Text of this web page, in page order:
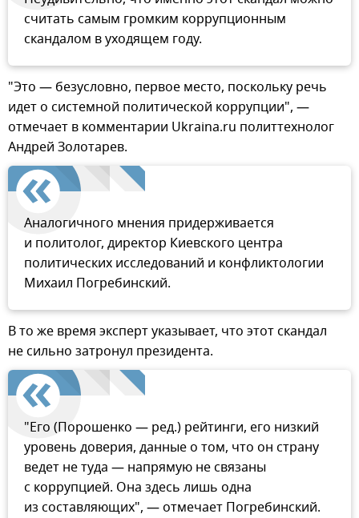
считать самым громким коррупционным
скандалом в уходящем году.
"Это — безусловно, первое место, поскольку речь
идет о системной политической коррупции", —
отмечает в комментарии Ukraina.ru политтехнолог
Андрей Золотарев.
Аналогичного мнения придерживается
и политолог, директор Киевского центра
политических исследований и конфликтологии
Михаил Погребинский.
В то же время эксперт указывает, что этот скандал
не сильно затронул президента.
"Его (Порошенко — ред.) рейтинги, его низкий
уровень доверия, данные о том, что он страну
ведет не туда — напрямую не связаны
с коррупцией. Она здесь лишь одна
из составляющих", — отмечает Погребинский.